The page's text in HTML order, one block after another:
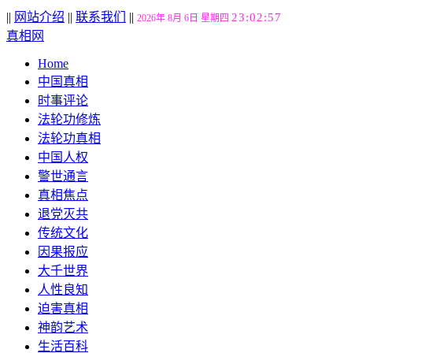
|| 网站介绍 || 联系我们 || 2026年 8月 6日 星期四 23:02:58
真相网
Home
中国真相
时事评论
法轮功修炼
法轮功真相
中国人权
警世通言
真相焦点
退党灭共
传统文化
因果报应
大千世界
人性良知
迫害真相
神韵艺术
生活百科